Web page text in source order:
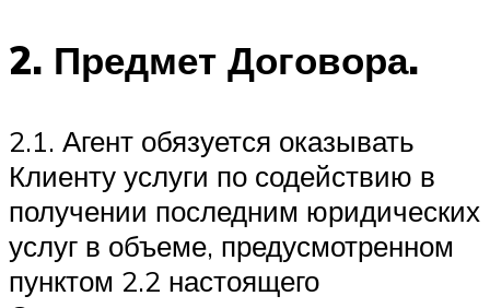
2. Предмет Договора.
2.1. Агент обязуется оказывать
Клиенту услуги по содействию в
получении последним юридических
услуг в объеме, предусмотренном
пунктом 2.2 настоящего